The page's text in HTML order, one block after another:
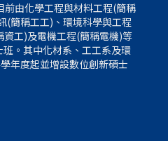
由化學工程與材料工程(簡稱
(簡稱工工)、環境科學與工程
工)及電機工程(簡稱電機)等
。其中化材系、工工系及環
年度起並增設數位創新碩士